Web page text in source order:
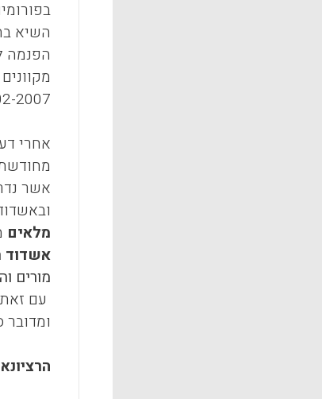
השיא
2002-2007
אשר
מלאים
אשדוד
מורים
ומדובר סה"כ על 30-40 בתי ספר מתוך